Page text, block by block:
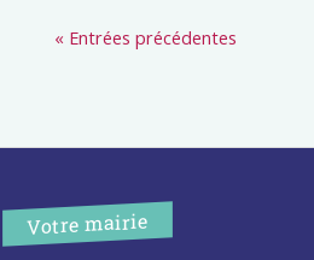
« Entrées précédentes
Votre mairie